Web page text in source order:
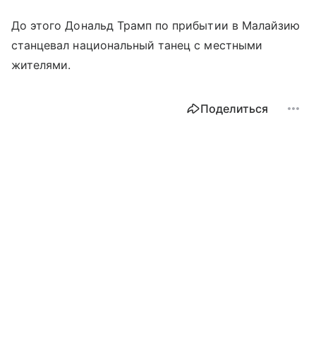
До этого Дональд Трамп по прибытии в Малайзию
станцевал национальный танец с местными
жителями.
Поделиться